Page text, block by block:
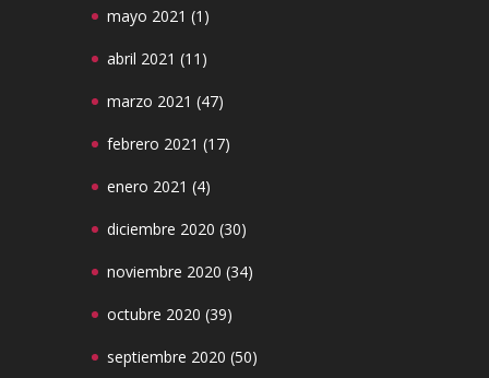
mayo 2021 (1)
abril 2021 (11)
marzo 2021 (47)
febrero 2021 (17)
enero 2021 (4)
diciembre 2020 (30)
noviembre 2020 (34)
octubre 2020 (39)
septiembre 2020 (50)